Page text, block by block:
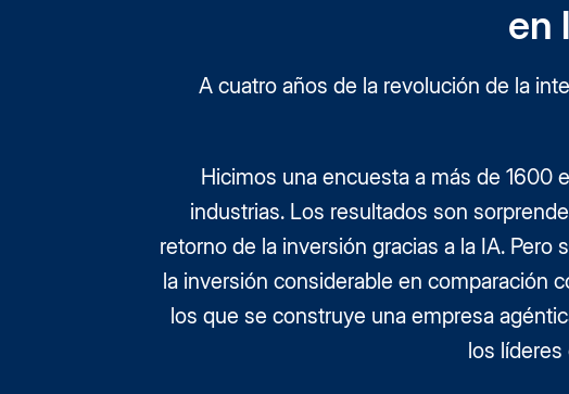
en
A cuatro años de la revolución de la
Hicimos una encuesta a más de 1600
industrias. Los resultados son
retorno de la inversión gracias a la IA. Pero
la inversión considerable en comparación
los que se construye una empresa
los